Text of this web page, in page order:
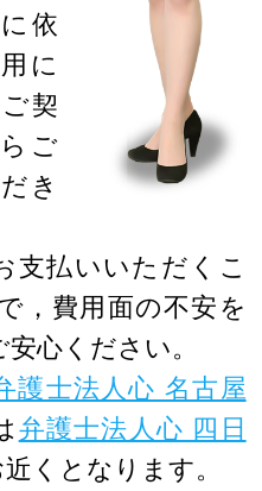
依
に
契
ご
き
支払いいただくこ
，費用面の不安を
心ください。
護士法人心 名古屋
弁護士法人心 四日
くとなります。